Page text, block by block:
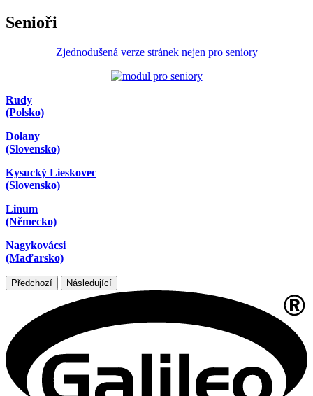
Senioři
Zjednodušená verze stránek nejen pro seniory
Rudy
(Polsko)
Dolany
(Slovensko)
Kysucký Lieskovec
(Slovensko)
Linum
(Německo)
Nagykovácsi
(Maďarsko)
Předchozí Následující